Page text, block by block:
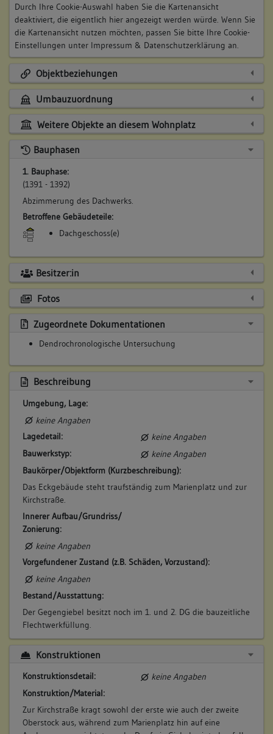
Durch Ihre Cookie-Auswahl haben Sie die Kartenansicht
deaktiviert, die eigentlich hier angezeigt werden würde. Wenn Sie
die Kartenansicht nutzen möchten, passen Sie bitte Ihre Cookie-
Einstellungen unter Impressum & Datenschutzerklärung an.
Objektbeziehungen
Umbauzuordnung
Weitere Objekte an diesem Wohnplatz
Bauphasen
1. Bauphase:
(1391 - 1392)
Abzimmerung des Dachwerks.
Betroffene Gebäudeteile:
Dachgeschoss(e)
Besitzer:in
Fotos
Zugeordnete Dokumentationen
Dendrochronologische Untersuchung
Beschreibung
Umgebung, Lage:
keine Angaben
Lagedetail:
keine Angaben
Bauwerkstyp:
keine Angaben
Baukörper/Objektform (Kurzbeschreibung):
Das Eckgebäude steht traufständig zum Marienplatz und zur
Kirchstraße.
Innerer Aufbau/Grundriss/
Zonierung:
keine Angaben
Vorgefundener Zustand (z.B. Schäden, Vorzustand):
keine Angaben
Bestand/Ausstattung:
Der Gegengiebel besitzt noch im 1. und 2. DG die bauzeitliche
Flechtwerkfüllung.
Konstruktionen
Konstruktionsdetail:
keine Angaben
Konstruktion/Material:
Zur Kirchstraße kragt sowohl der erste wie auch der zweite
Oberstock aus, während zum Marienplatz hin auf eine